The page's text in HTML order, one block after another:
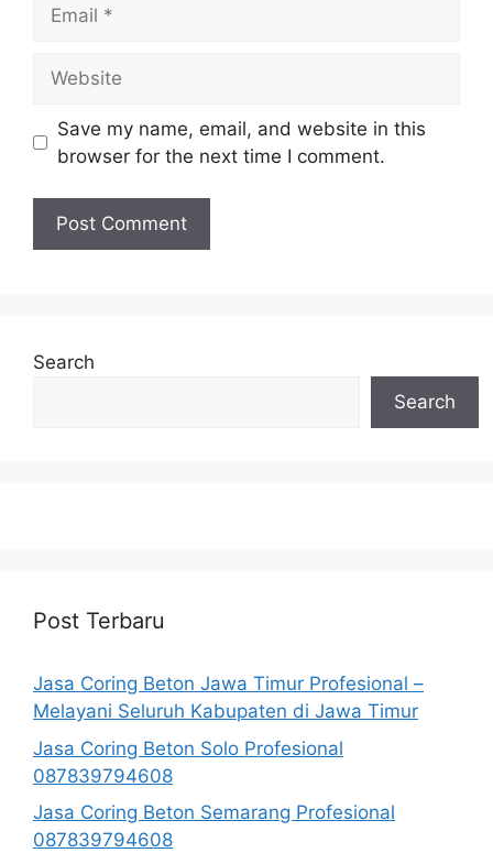
Save my name, email, and website in this
browser for the next time I comment.
Search
Search
Post Terbaru
Jasa Coring Beton Jawa Timur Profesional –
Melayani Seluruh Kabupaten di Jawa Timur
Jasa Coring Beton Solo Profesional
087839794608
Jasa Coring Beton Semarang Profesional
087839794608